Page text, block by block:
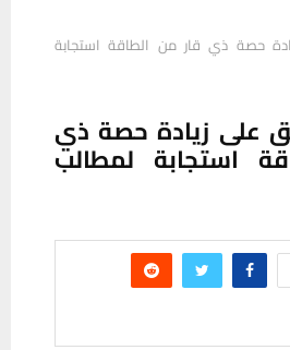
حصة ذي قار من الطاقة استجابة
على زيادة حصة ذي
استجابة لمطالب